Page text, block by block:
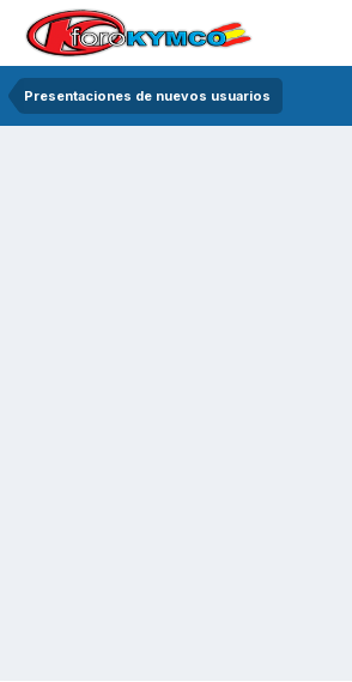
Presentaciones de nuevos usuarios